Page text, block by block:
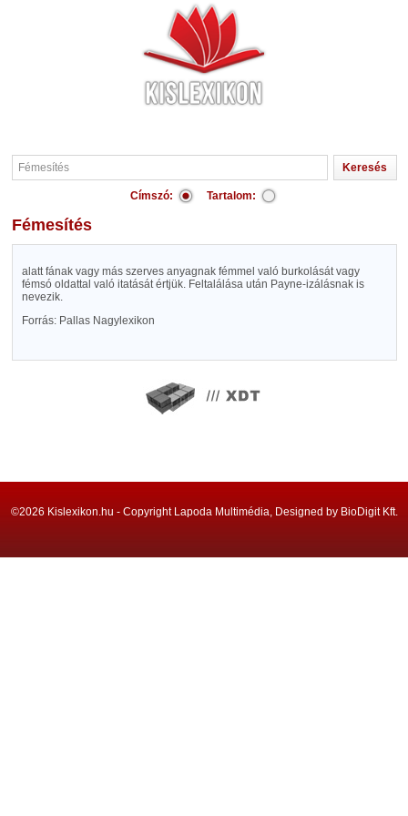
Címszó: Tartalom:
Fémesítés
alatt fának vagy más szerves anyagnak fémmel való burkolását vagy
fémsó oldattal való itatását értjük. Feltalálása után Payne-izálásnak is
nevezik.
Forrás: Pallas Nagylexikon
©2026 Kislexikon.hu - Copyright Lapoda Multimédia, Designed by BioDigit Kft.